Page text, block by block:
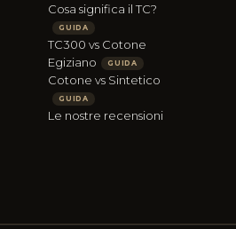
Cosa significa il TC?
GUIDA
TC300 vs Cotone
Egiziano
GUIDA
Cotone vs Sintetico
GUIDA
Le nostre recensioni